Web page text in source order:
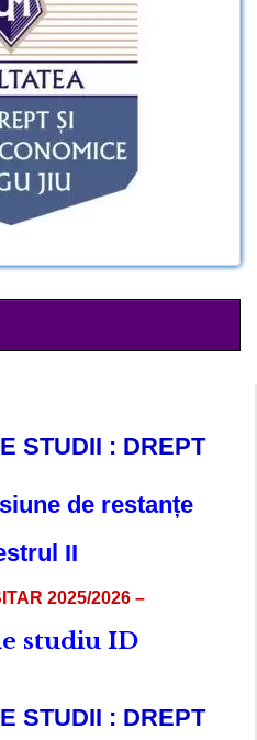
STUDII : DREPT
de restanțe
II
2025/2026 –
studiu ID
STUDII : DREPT